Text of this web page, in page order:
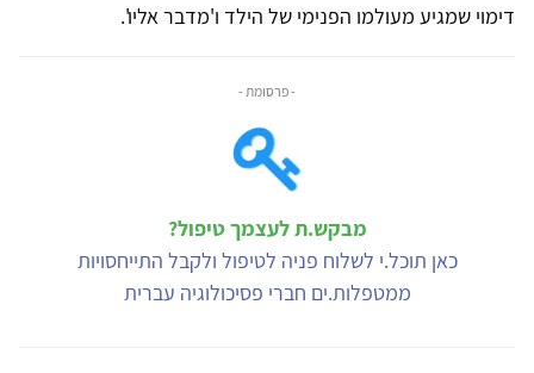
דימוי שמגיע מעולמו הפנימי של הילד ו'מדבר אליו'.
- פרסומת -
מבקש.ת לעצמך טיפול?
כאן תוכל.י לשלוח פניה לטיפול ולקבל התייחסויות
ממטפלות.ים חברי פסיכולוגיה עברית